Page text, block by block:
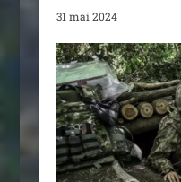
31 mai 2024